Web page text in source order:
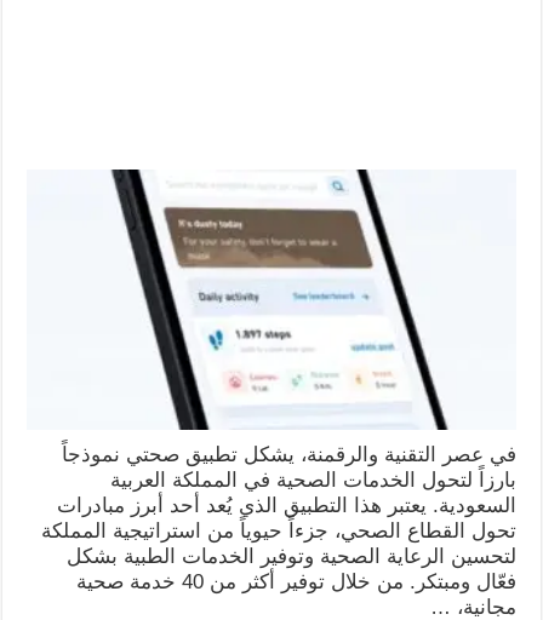
في عصر التقنية والرقمنة، يشكل تطبيق صحتي نموذجاً
بارزاً لتحول الخدمات الصحية في المملكة العربية
السعودية. يعتبر هذا التطبيق الذي يُعد أحد أبرز مبادرات
تحول القطاع الصحي، جزءاً حيوياً من استراتيجية المملكة
لتحسين الرعاية الصحية وتوفير الخدمات الطبية بشكل
فعّال ومبتكر. من خلال توفير أكثر من 40 خدمة صحية
مجانية، …